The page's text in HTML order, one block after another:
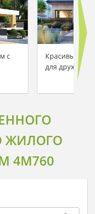
с
Красивый
для дружной
ЖИЛОГО
4M760